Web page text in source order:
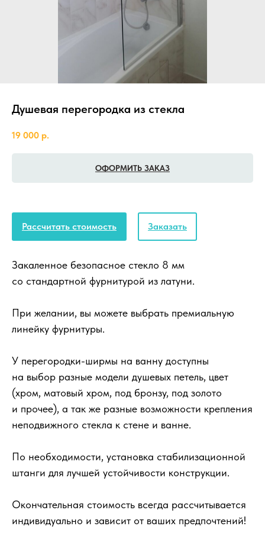
Душевая перегородка из стекла
19 000 р.
ОФОРМИТЬ ЗАКАЗ
Рассчитать стоимость Заказать
Закаленное безопасное стекло 8 мм
со стандартной фурнитурой из латуни.
При желании, вы можете выбрать премиальную
линейку фурнитуры.
У перегородки-ширмы на ванну доступны
на выбор разные модели душевых петель, цвет
(хром, матовый хром, под бронзу, под золото
и прочее), а так же разные возможности крепления
неподвижного стекла к стене и ванне.
По необходимости, установка стабилизационной
штанги для лучшей устойчивости конструкции.
Окончательная стоимость всегда рассчитывается
индивидуально и зависит от ваших предпочтений!